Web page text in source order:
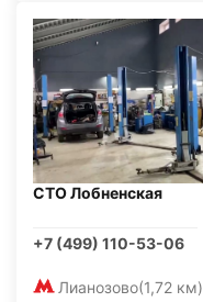
СТО Лобненская
+7 (499) 110-53-06
Лианозово(1,72 км)